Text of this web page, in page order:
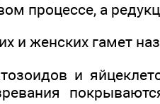
процессе, а
и женских гамет
и